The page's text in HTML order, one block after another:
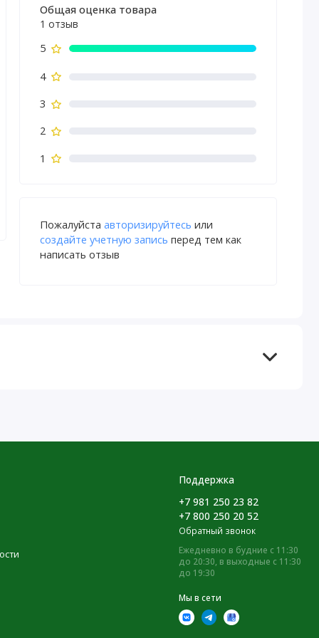
Общая оценка товара
1 отзыв
5
4
3
2
1
Пожалуйста авторизируйтесь или
создайте учетную запись перед тем как
написать отзыв
Поддержка
+7 981 250 23 82
+7 800 250 20 52
Обратный звонок
Ежедневно в будние с 11:30
до 20:30, в выходные с 11:30
до 19:30
Мы в сети